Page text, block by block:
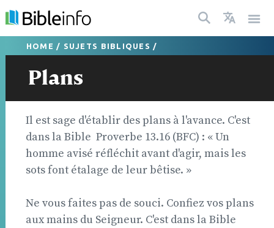
HOME / SUJETS BIBLIQUES /
Plans
Il est sage d'établir des plans à l'avance. C'est
dans la Bible  Proverbe 13.16 (BFC) : « Un
homme avisé réfléchit avant d'agir, mais les
sots font étalage de leur bêtise. »
Ne vous faites pas de souci. Confiez vos plans
aux mains du Seigneur. C'est dans la Bible 